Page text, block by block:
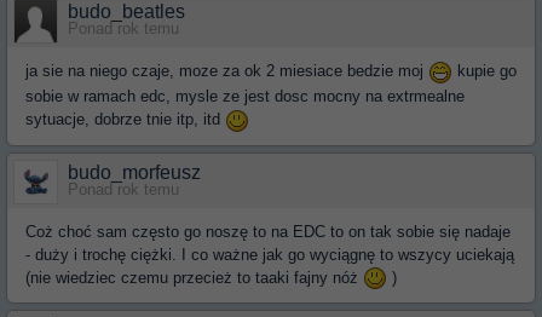
budo_beatles
Ponad rok temu
ja sie na niego czaje, moze za ok 2 miesiace bedzie moj
kupie go
sobie w ramach edc, mysle ze jest dosc mocny na extrmealne
sytuacje, dobrze tnie itp, itd
budo_morfeusz
Ponad rok temu
Coż choć sam często go noszę to na EDC to on tak sobie się nadaje
- duży i trochę ciężki. I co ważne jak go wyciągnę to wszycy uciekają
(nie wiedziec czemu przecież to taaki fajny nóż
)